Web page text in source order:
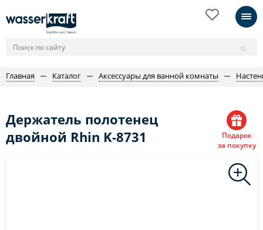
Главная Каталог Аксессуары для ванной комнаты
Держатель полотенец
двойной Rhin K-8731
Подарок
за покупку